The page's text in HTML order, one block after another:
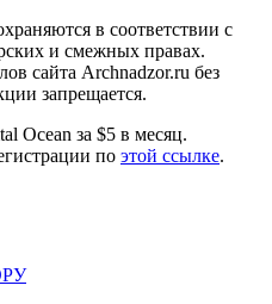
в соответствии с
и смежных правах.
сайта Archnadzor.ru без
запрещается.
Ocean за $5 в месяц.
по этой ссылке.